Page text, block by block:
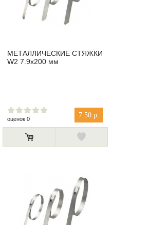
МЕТАЛЛИЧЕСКИЕ СТЯЖКИ
W2 7.9x200 мм
7.50 р.
оценок 0